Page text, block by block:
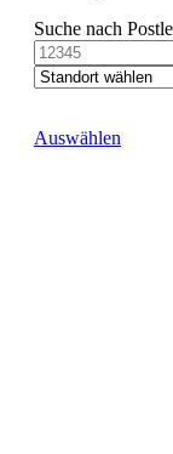
Suche nach
Auswählen